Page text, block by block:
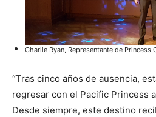
Charlie Ryan, Representante de Princess
“Tras cinco años de ausencia,
regresar con el Pacific Princess
Desde siempre, este destino